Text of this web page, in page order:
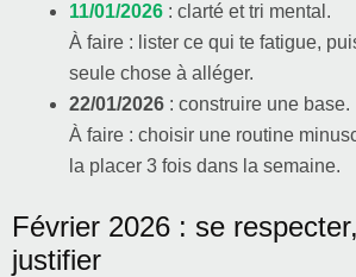
11/01/2026 : clarté et tri mental.
À faire : lister ce qui te fatigue,
seule chose à alléger.
22/01/2026 : construire une base.
À faire : choisir une routine
la placer 3 fois dans la semaine.
Février 2026 : se
justifier